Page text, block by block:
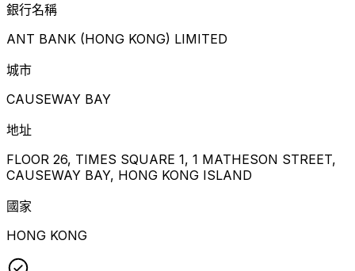
銀行名稱
ANT BANK (HONG KONG) LIMITED
城市
CAUSEWAY BAY
地址
FLOOR 26, TIMES SQUARE 1, 1 MATHESON STREET,
CAUSEWAY BAY, HONG KONG ISLAND
國家
HONG KONG